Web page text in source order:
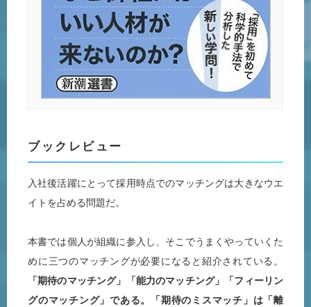
ブックレビュー
入社後活躍にとって採用時点でのマッチングは大きなウエ
イトを占める問題だ。
本書では個人が組織に参入し、そこでうまくやっていくた
めに三つのマッチングが必要になると紹介されている。
「期待のマッチング」「能力のマッチング」「フィーリン
グのマッチング」である。「期待のミスマッチ」は「離